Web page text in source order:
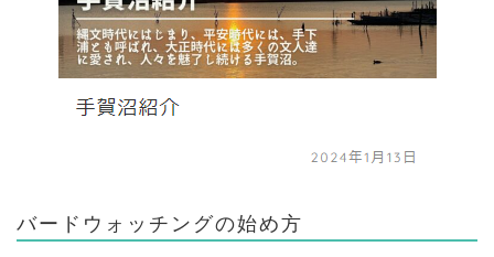
バードウォッチングの始め方